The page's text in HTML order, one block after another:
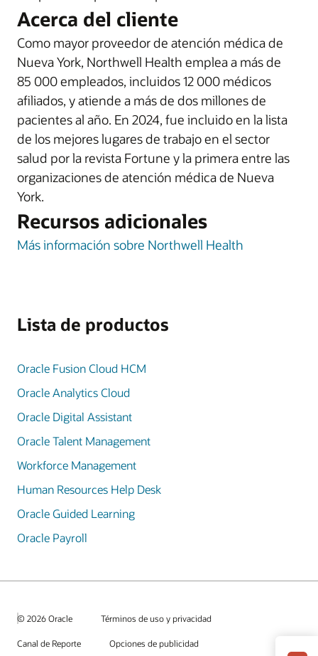
Acerca del cliente
Como mayor proveedor de atención médica de
Nueva York, Northwell Health emplea a más de
85 000 empleados, incluidos 12 000 médicos
afiliados, y atiende a más de dos millones de
pacientes al año. En 2024, fue incluido en la lista
de los mejores lugares de trabajo en el sector
salud por la revista Fortune y la primera entre las
organizaciones de atención médica de Nueva
York.
Recursos adicionales
Más información sobre Northwell Health
Lista de productos
Oracle Fusion Cloud HCM
Oracle Analytics Cloud
Oracle Digital Assistant
Oracle Talent Management
Workforce Management
Human Resources Help Desk
Oracle Guided Learning
Oracle Payroll
© 2026 Oracle Términos de uso y privacidad
Canal de Reporte Opciones de publicidad